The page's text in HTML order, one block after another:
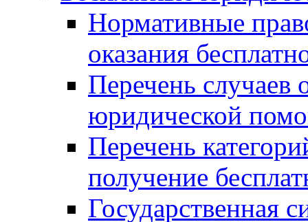
Нормативные
оказания
Перечень случаев
юридической
Перечень
получение
Государственная